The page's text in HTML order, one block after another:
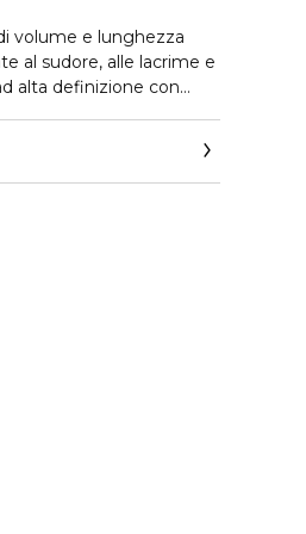
volume e lunghezza
al sudore, alle lacrime e
alta definizione con
innovativa è
un eye-look d'impatto